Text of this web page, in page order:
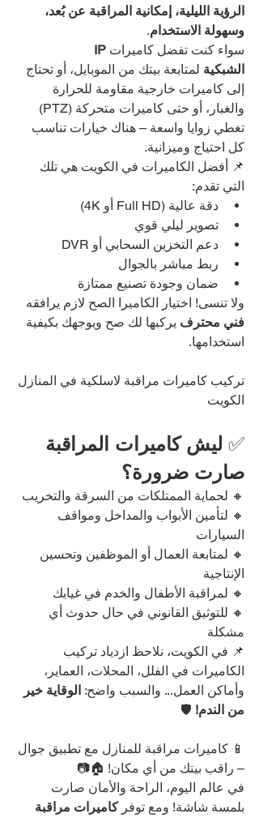
الرؤية الليلية، إمكانية المراقبة عن بُعد،
وسهولة الاستخدام.
سواء كنت تفضل كاميرات
الشبكية لمتابعة بيتك من الموبايل، أو تحتاج
إلى كاميرات خارجية مقاومة للحرارة
والغبار، أو حتى كاميرات متحركة (PTZ)
تغطي زوايا واسعة – هناك خيارات تناسب
كل احتياج وميزانية.
📌 أفضل الكاميرات في الكويت هي تلك
التي تقدم:
دقة عالية (Full HD أو 4K)
تصوير ليلي قوي
دعم التخزين السحابي أو DVR
ربط مباشر بالجوال
ضمان وجودة تصنيع ممتازة
ولا تنسى! اختيار الكاميرا الصح لازم يرافقه
فني محترف يركبها لك صح ويوجهك بكيفية
استخدامها.
تركيب كاميرات مراقبة لاسلكية في المنازل
الكويت
✅ ليش كاميرات المراقبة
صارت ضرورة؟
🔸 لحماية الممتلكات من السرقة والتخريب
🔸 لتأمين الأبواب والمداخل ومواقف
السيارات
🔸 لمتابعة العمال أو الموظفين وتحسين
الإنتاجية
🔸 لمراقبة الأطفال والخدم في غيابك
🔸 للتوثيق القانوني في حال حدوث أي
مشكلة
📌 في الكويت، نلاحظ ازدياد تركيب
الكاميرات في الفلل، المحلات، العماير،
وأماكن العمل... والسبب واضح: الوقاية خير
من الندم! 🛡️
📱 كاميرات مراقبة للمنازل مع تطبيق جوال
– راقب بيتك من أي مكان! 🏠📷
في عالم اليوم، الراحة والأمان صارت
بلمسة شاشة! ومع توفر كاميرات مراقبة